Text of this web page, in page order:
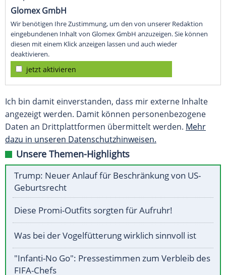
Glomex GmbH
Wir benötigen Ihre Zustimmung, um den von unserer Redaktion
eingebundenen Inhalt von Glomex GmbH anzuzeigen. Sie können
diesen mit einem Klick anzeigen lassen und auch wieder
deaktivieren.
jetzt aktivieren
Ich bin damit einverstanden, dass mir externe Inhalte
angezeigt werden. Damit können personenbezogene
Daten an Drittplattformen übermittelt werden. Mehr
dazu in unseren Datenschutzhinweisen.
Unsere Themen-Highlights
Trump: Neuer Anlauf für Beschränkung von US-
Geburtsrecht
Diese Promi-Outfits sorgten für Aufruhr!
Was bei der Vogelfütterung wirklich sinnvoll ist
"Infanti-No Go": Pressestimmen zum Verbleib des
FIFA-Chefs